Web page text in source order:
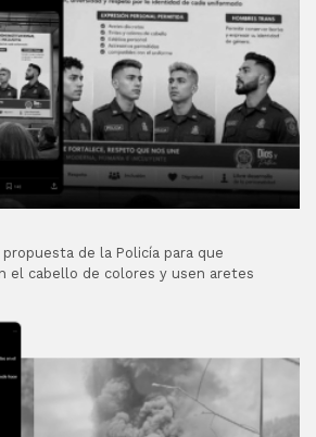
propuesta de la Policía para que
el cabello de colores y usen aretes